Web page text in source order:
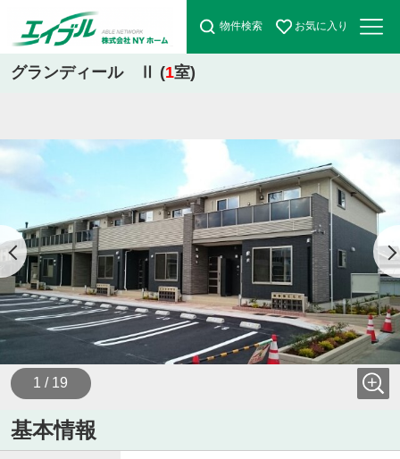
物件検索 お気に入り
グランディール Ⅱ (1室)
1 / 19
基本情報